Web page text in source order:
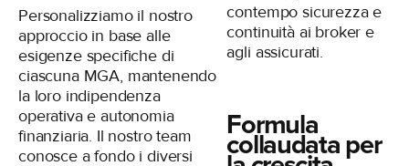
Personalizziamo il nostro
approccio in base alle
esigenze specifiche di
ciascuna MGA, mantenendo
la loro indipendenza
operativa e autonomia
finanziaria. Il nostro team
conosce a fondo i diversi
contempo sicurezza e
continuità ai broker e
agli assicurati.
Formula
collaudata per